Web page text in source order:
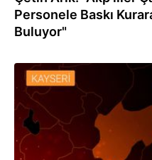
Personele Baskı
Buluyor"
20.07.2022